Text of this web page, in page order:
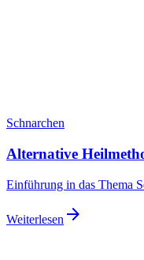
Schnarchen
Alternative
Einführung in das Thema
Weiterlesen arrow_forward